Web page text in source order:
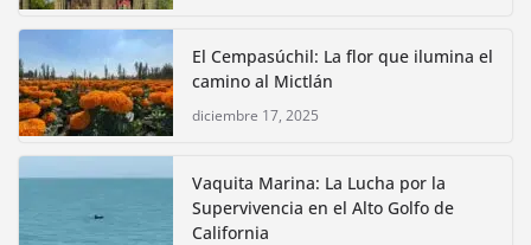
El Cempasúchil: La flor que ilumina el
camino al Mictlán
diciembre 17, 2025
Vaquita Marina: La Lucha por la
Supervivencia en el Alto Golfo de
California